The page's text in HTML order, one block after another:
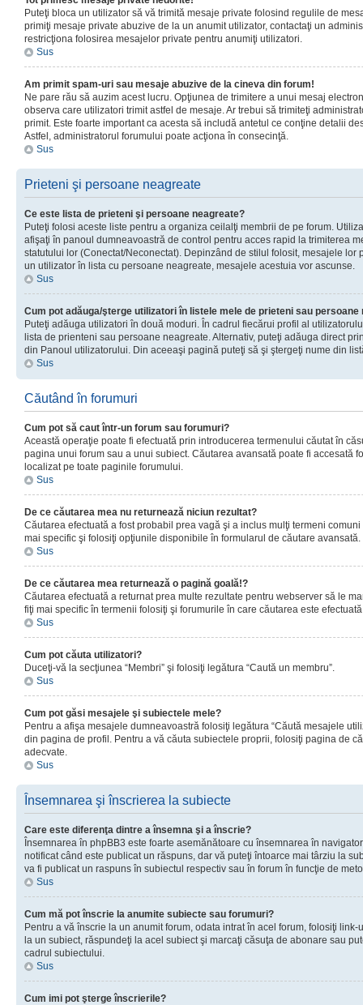
Puteţi bloca un utilizator să vă trimită mesaje private folosind regulile de
primiţi mesaje private abuzive de la un anumit utilizator, contactaţi un
restricţiona folosirea mesajelor private pentru anumiţi utilizatori.
Sus
Am primit spam-uri sau mesaje abuzive de la cineva din forum!
Ne pare rău să auzim acest lucru. Opţiunea de trimitere a unui mesaj
observa care utilizatori trimit astfel de mesaje. Ar trebui să trimiteţi
primit. Este foarte important ca acesta să includă antetul ce conţine detalii
Astfel, administratorul forumului poate acţiona în consecinţă.
Sus
Prieteni şi persoane neagreate
Ce este lista de prieteni şi persoane neagreate?
Puteţi folosi aceste liste pentru a organiza ceilalţi membrii de pe forum.
afişaţi în panoul dumneavoastră de control pentru acces rapid la trimiterea
statutului lor (Conectat/Neconectat). Depinzând de stilul folosit, mesajele lor
un utilizator în lista cu persoane neagreate, mesajele acestuia vor ascunse.
Sus
Cum pot adăuga/şterge utilizatori în listele mele de prieteni sau persoane
Puteţi adăuga utilizatori în două moduri. În cadrul fiecărui profil al
lista de prienteni sau persoane neagreate. Alternativ, puteţi adăuga direct
din Panoul utilizatorului. Din aceeaşi pagină puteţi să şi ştergeţi nume din
Sus
Căutând în forumuri
Cum pot să caut într-un forum sau forumuri?
Această operaţie poate fi efectuată prin introducerea termenului căutat în
pagina unui forum sau a unui subiect. Căutarea avansată poate fi accesată
localizat pe toate paginile forumului.
Sus
De ce căutarea mea nu returnează niciun rezultat?
Căutarea efectuată a fost probabil prea vagă şi a inclus mulţi termeni
mai specific şi folosiţi opţiunile disponibile în formularul de căutare avansată.
Sus
De ce căutarea mea returnează o pagină goală!?
Căutarea efectuată a returnat prea multe rezultate pentru webserver să le
fiţi mai specific în termenii folosiţi şi forumurile în care căutarea este
Sus
Cum pot căuta utilizatori?
Duceţi-vă la secţiunea “Membri” şi folosiţi legătura “Caută un membru”.
Sus
Cum pot găsi mesajele şi subiectele mele?
Pentru a afişa mesajele dumneavoastră folosiţi legătura “Căută mesajele
din pagina de profil. Pentru a vă căuta subiectele proprii, folosiţi pagina de
adecvate.
Sus
Însemnarea şi înscrierea la subiecte
Care este diferenţa dintre a însemna şi a înscrie?
Însemnarea în phpBB3 este foarte asemănătoare cu însemnarea în
notificat când este publicat un răspuns, dar vă puteţi întoarce mai târziu la
va fi publicat un raspuns în subiectul respectiv sau în forum în funcţie de
Sus
Cum mă pot înscrie la anumite subiecte sau forumuri?
Pentru a vă înscrie la un anumit forum, odata intrat în acel forum, folosiţi
la un subiect, răspundeţi la acel subiect şi marcaţi căsuţa de abonare sau
cadrul subiectului.
Sus
Cum imi pot şterge înscrierile?